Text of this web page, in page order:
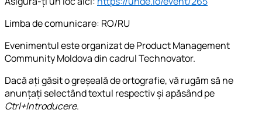
Limba de comunicare: RO/RU
Evenimentul este organizat de Product Management
Community Moldova din cadrul Technovator.
Dacă ați găsit o greșeală de ortografie, vă rugăm să ne
anunțați selectând textul respectiv și apăsând pe
Ctrl+Introducere.